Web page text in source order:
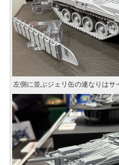
左側に並ぶジェリ缶の連なりはサ